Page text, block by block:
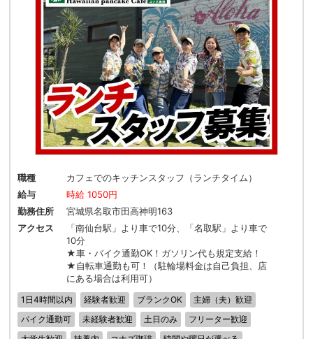
職種
カフェでのキッチンスタッフ（ランチタイム）
給与
時給 1050円
勤務住所
宮城県名取市田高神明163
アクセス
「南仙台駅」より車で10分、「名取駅」より車で
10分
★車・バイク通勤OK！ガソリン代も規定支給！
★自転車通勤も可！（駐輪場料金は自己負担、店
にある場合は利用可）
1日4時間以内 経験者歓迎 ブランクOK
主婦（夫）歓迎
バイク通勤可
未経験者歓迎 土日のみ
フリーター歓迎